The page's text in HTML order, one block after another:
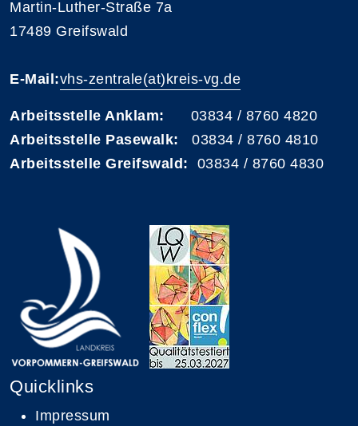
Martin-Luther-Straße 7a
17489 Greifswald
E-Mail:vhs-zentrale(at)kreis-vg.de
Arbeitsstelle Anklam: 03834 / 8760 4820
Arbeitsstelle Pasewalk: 03834 / 8760 4810
Arbeitsstelle Greifswald: 03834 / 8760 4830
Quicklinks
Impressum